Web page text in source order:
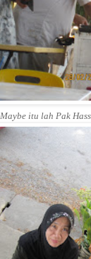
Maybe itu lah Pak